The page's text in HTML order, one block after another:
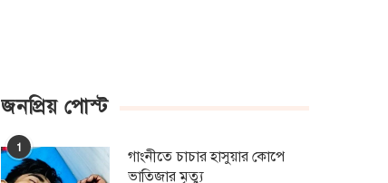
জনপ্রিয় পোস্ট
1
গাংনীতে চাচার হাসুয়ার কােপে
ভাতিজার মৃত্যু